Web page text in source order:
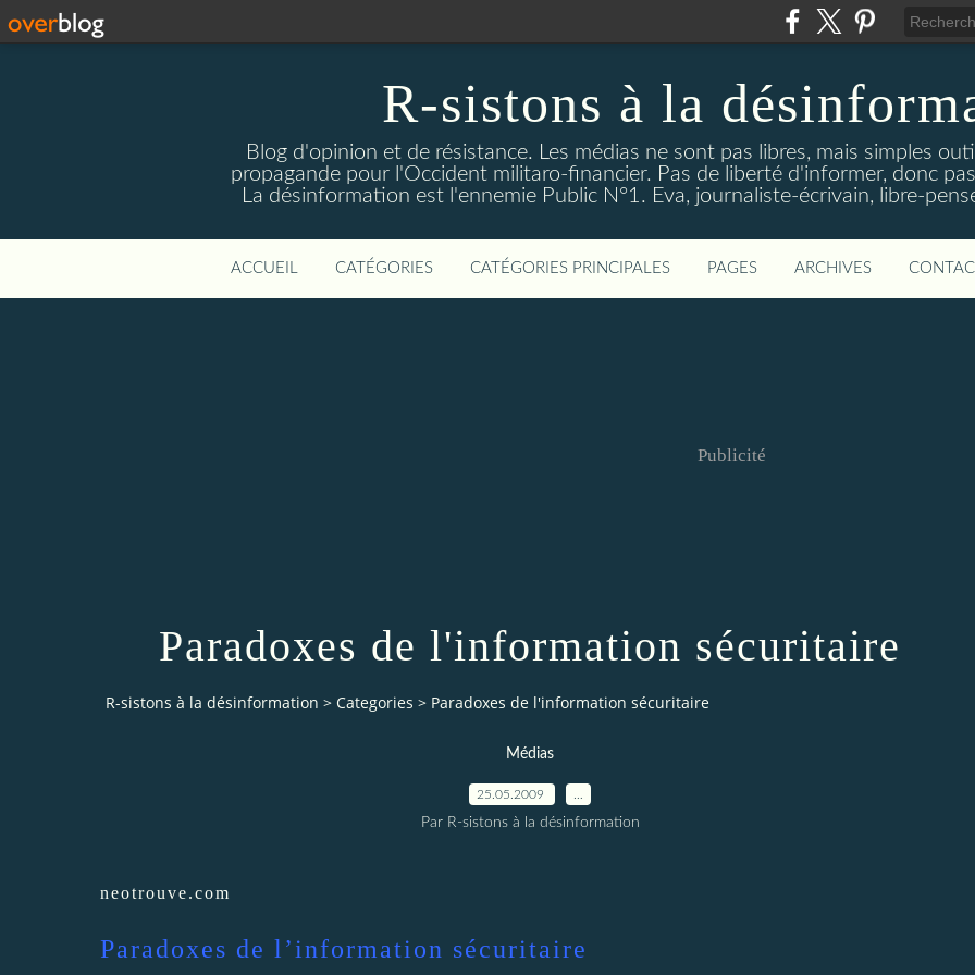
R-sistons à la
Blog d'opinion et de résistance. Les médias ne sont pas libres, mais simples
propagande pour l'Occident militaro-financier. Pas de liberté d'informer, donc
La désinformation est l'ennemie Public N°1. Eva, journaliste-écrivain, libre-
ACCUEIL CATÉGORIES CATÉGORIES PRINCIPALES PAGES ARCHIVES
Publicité
Paradoxes de l'information sécuritaire
R-sistons à la désinformation > Categories > Paradoxes de l'information sécuritaire
Médias
25.05.2009
Par R-sistons à la désinformation
neotrouve.com
Paradoxes de l’information sécuritaire